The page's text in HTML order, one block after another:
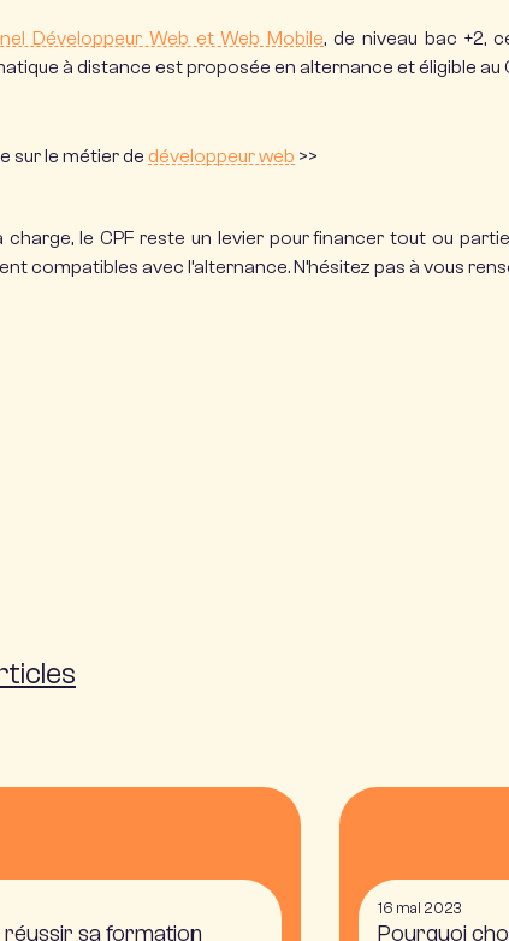
Développeur Web et Web Mobile, de niveau bac +2,
à distance est proposée en alternance et éligible au
sur le métier de développeur web >>
charge, le CPF reste un levier pour financer tout ou
compatibles avec l’alternance. N’hésitez pas à vous
sa formation
16 mai 2023
Pourquoi